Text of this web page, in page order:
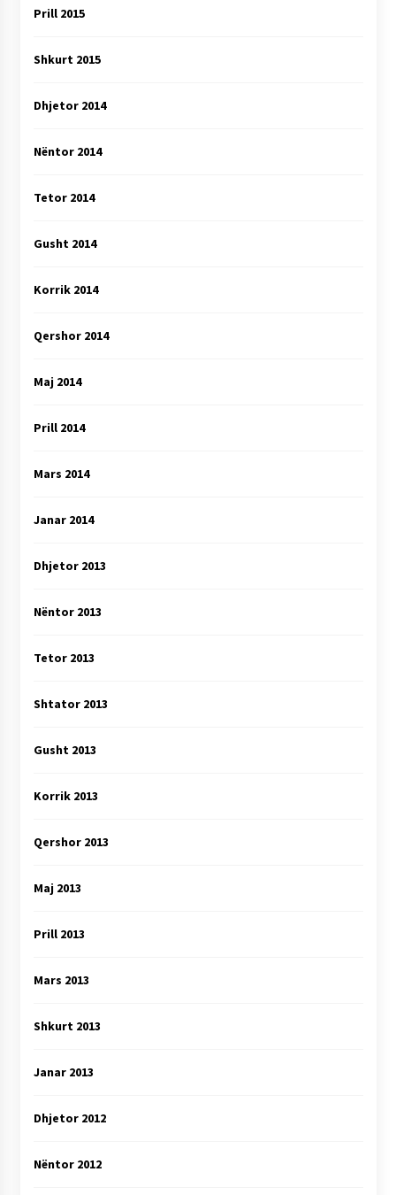
Prill 2015
Shkurt 2015
Dhjetor 2014
Nëntor 2014
Tetor 2014
Gusht 2014
Korrik 2014
Qershor 2014
Maj 2014
Prill 2014
Mars 2014
Janar 2014
Dhjetor 2013
Nëntor 2013
Tetor 2013
Shtator 2013
Gusht 2013
Korrik 2013
Qershor 2013
Maj 2013
Prill 2013
Mars 2013
Shkurt 2013
Janar 2013
Dhjetor 2012
Nëntor 2012